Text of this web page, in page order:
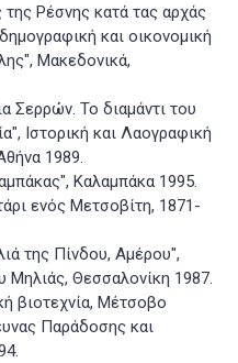
Ρέσνης κατά τας αρχάς
και οικονομική
Μακεδονικά,
Σερρών. Το διαμάντι του
Ιστορική και Λαογραφική
1989.
Καλαμπάκα 1995.
ενός Μετσοβίτη, 1871-
της Πίνδου, Αμέρου",
Μηλιάς, Θεσσαλονίκη 1987.
βιοτεχνία, Μέτσοβο
Παράδοσης και